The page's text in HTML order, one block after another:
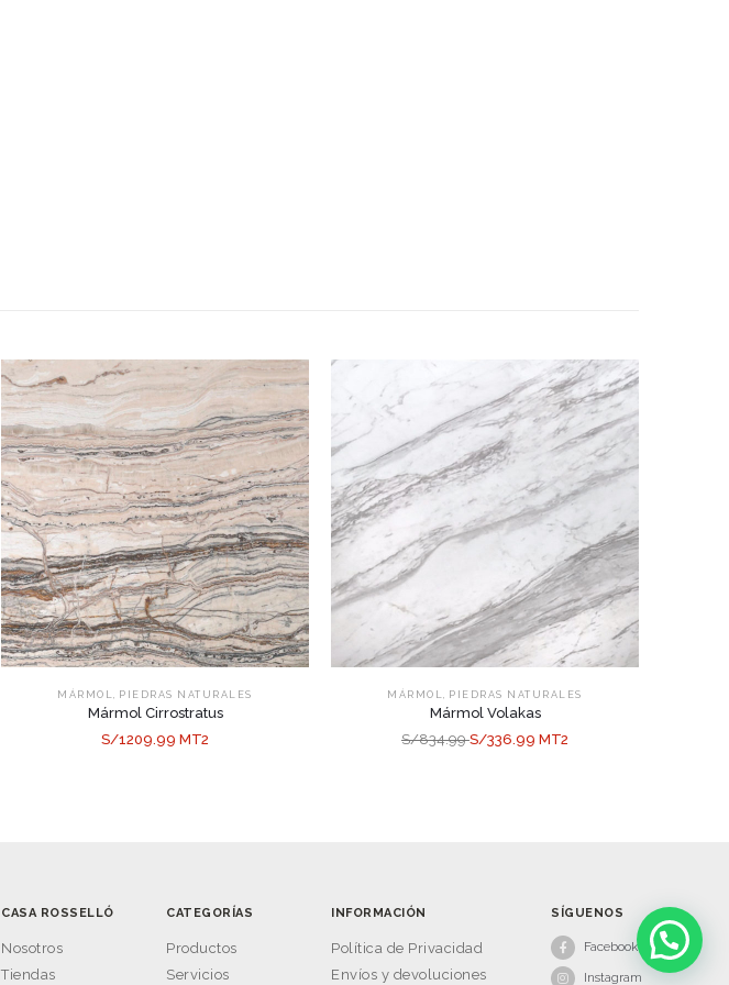
MÁRMOL, PIEDRAS NATURALES
Mármol Cirrostratus
S/1209.99 MT2
MÁRMOL, PIEDRAS NATURALES
Mármol Volakas
S/834.99S/336.99 MT2
CASA ROSSELLÓ
Nosotros
Tiendas
CATEGORÍAS
Productos
Servicios
INFORMACIÓN
Política de Privacidad
Envíos y devoluciones
SÍGUENOS
Facebook
Instagram